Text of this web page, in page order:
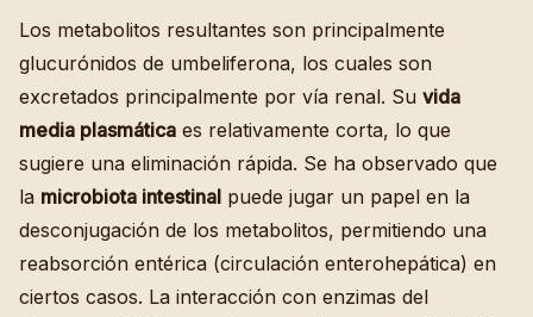
Los metabolitos resultantes son principalmente
glucurónidos de umbeliferona, los cuales son
excretados principalmente por vía renal. Su vida
media plasmática es relativamente corta, lo que
sugiere una eliminación rápida. Se ha observado que
la microbiota intestinal puede jugar un papel en la
desconjugación de los metabolitos, permitiendo una
reabsorción entérica (circulación enterohepática) en
ciertos casos. La interacción con enzimas del